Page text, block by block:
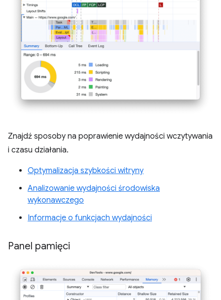
Znajdź sposoby na poprawienie wydajności wczytywania
i czasu działania.
Optymalizacja szybkości witryny
Analizowanie wydajności środowiska
wykonawczego
Informacje o funkcjach wydajności
Panel pamięci